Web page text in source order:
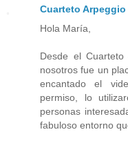
Cuarteto Arpeggio
Hola María,
Desde el
nosotros fue un
encantado el
permiso, lo
personas
fabuloso entorno